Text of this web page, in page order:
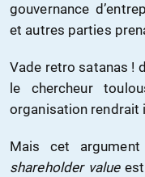
gouvernance
et autres parties
Vade retro satanas !
le chercheur
organisation rendrait
Mais cet
shareholder valueest